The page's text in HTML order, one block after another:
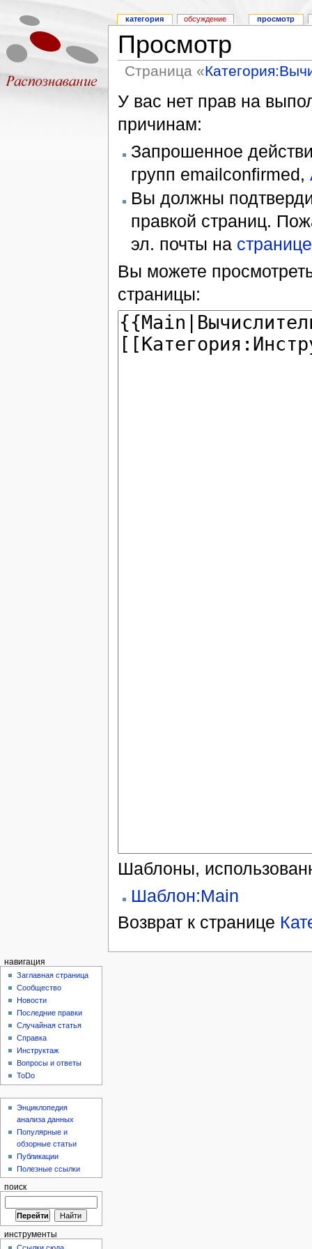
Просмотр
Страница «
У вас нет прав на
причинам:
Запрошенное
групп emailconfirmed,
Вы должны
правкой страниц.
эл. почты на
Вы можете
страницы:
Шаблоны,
Шаблон:Main
Возврат к странице
категория обсуждение просмотр
навигация
Заглавная страница
Сообщество
Новости
Последние правки
Случайная статья
Справка
Инструктаж
Вопросы и ответы
ToDo
Энциклопедия
анализа данных
Популярные и
обзорные статьи
Публикации
Полезные ссылки
поиск
инструменты